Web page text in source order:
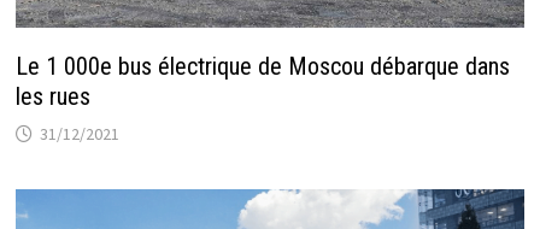
Le 1 000e bus électrique de Moscou débarque dans
les rues
31/12/2021